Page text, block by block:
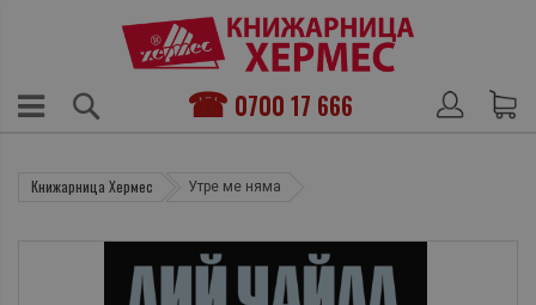
0700 17 666
Книжарница Хермес Утре ме няма